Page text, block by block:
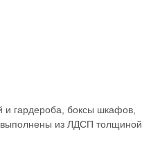
и гардероба, боксы шкафов,
из ЛДСП толщиной